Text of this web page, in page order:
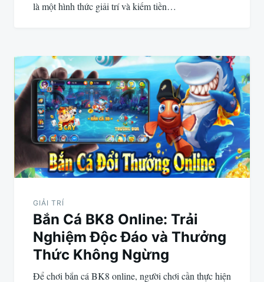
là một hình thức giải trí và kiếm tiền…
GIẢI TRÍ
Bắn Cá BK8 Online: Trải
Nghiệm Độc Đáo và Thưởng
Thức Không Ngừng
Để chơi bắn cá BK8 online, người chơi cần thực hiện